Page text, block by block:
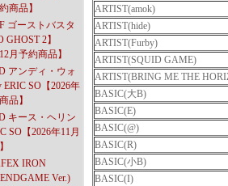
商品】
ゴーストバスタ
GHOST 2】
月予約商品】
アンディ・ウォ
ERIC SO【2026年
品】
キース・ヘリン
SO【2026年11月
IRON
Ver.)
ARTIST(amok)
ARTIST(hide)
ARTIST(Furby)
ARTIST(SQUID GAME)
ARTIST(BRING ME THE
BASIC(大B)
BASIC(E)
BASIC(@)
BASIC(R)
BASIC(小B)
BASIC(I)